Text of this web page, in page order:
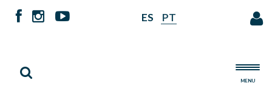
ES PT
MENU